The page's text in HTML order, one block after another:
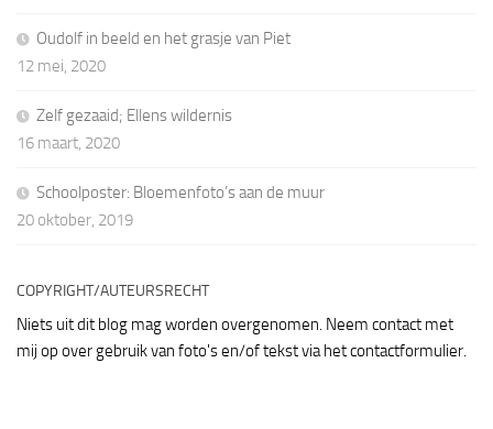
Oudolf in beeld en het grasje van Piet
12 mei, 2020
Zelf gezaaid; Ellens wildernis
16 maart, 2020
Schoolposter: Bloemenfoto’s aan de muur
20 oktober, 2019
COPYRIGHT/AUTEURSRECHT
Niets uit dit blog mag worden overgenomen. Neem contact met
mij op over gebruik van foto's en/of tekst via het contactformulier.